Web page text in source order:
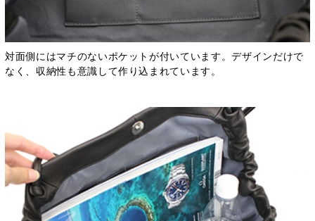
対面側にはマチのないポケットが付いています。デザインだけで
なく、収納性も意識して作り込まれています。